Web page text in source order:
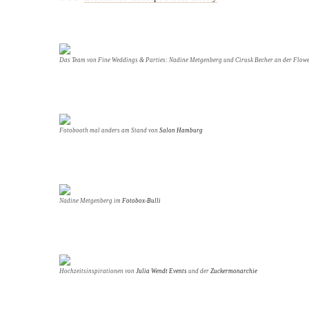
Das Team von Fine Weddings & Parties: Nadine Metgenberg und Cirusk Becher an der
Fotobooth mal anders am Stand von Salon Hamburg
Nadine Metgenberg im Fotobox-Bulli
Hochzeitsinspirationen von Julia Wendt Events und der Zuckermonarchie